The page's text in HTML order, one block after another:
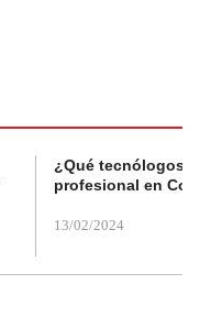
¿Qué tecnólogos
profesional en
13/02/2024